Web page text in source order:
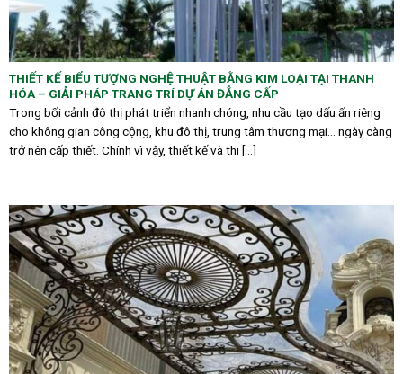
THIẾT KẾ BIỂU TƯỢNG NGHỆ THUẬT BẰNG KIM LOẠI TẠI THANH
HÓA – GIẢI PHÁP TRANG TRÍ DỰ ÁN ĐẲNG CẤP
Trong bối cảnh đô thị phát triển nhanh chóng, nhu cầu tạo dấu ấn riêng
cho không gian công cộng, khu đô thị, trung tâm thương mại… ngày càng
trở nên cấp thiết. Chính vì vậy, thiết kế và thi [...]